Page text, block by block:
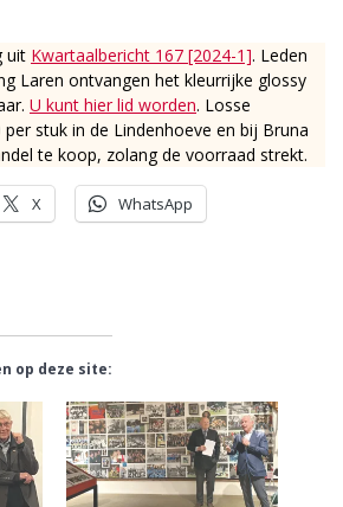
uit Kwartaalbericht 167 [2024-1]. Leden
Laren ontvangen het kleurrijke glossy
U kunt hier lid worden. Losse
stuk in de Lindenhoeve en bij Bruna
te koop, zolang de voorraad strekt.
X WhatsApp
op deze site: